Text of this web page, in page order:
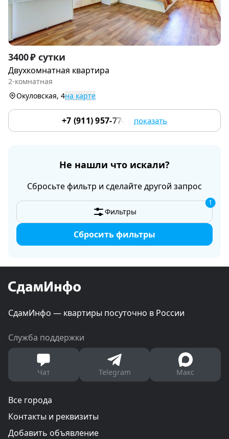
Item
1
of
9
3400 ₽ сутки
Двухкомнатная квартира
2-комнатная
Окуловская, 4на карте
+7 (911) 957-77-05 показать
Не нашли что искали?
Сбросьте фильтр и сделайте другой запрос
Фильтры
1
Сбросить фильтры
СдамИнфо — квартиры посуточно в России
Служба поддержки
Чат Telegram Макс
Все города
Контакты и реквизиты
Добавить объявление